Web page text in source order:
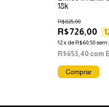
18k
R$726,00
R$825,00
12x deR$60,50sem
R$653,40 com